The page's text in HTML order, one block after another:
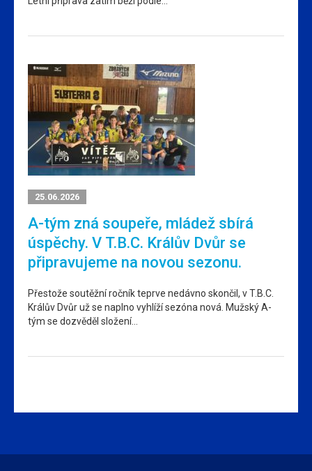
25.06.2026
A-tým zná soupeře, mládež sbírá
úspěchy. V T.B.C. Králův Dvůr se
připravujeme na novou sezonu.
Přestože soutěžní ročník teprve nedávno skončil, v T.B.C.
Králův Dvůr už se naplno vyhlíží sezóna nová. Mužský A-
tým se dozvěděl složení…